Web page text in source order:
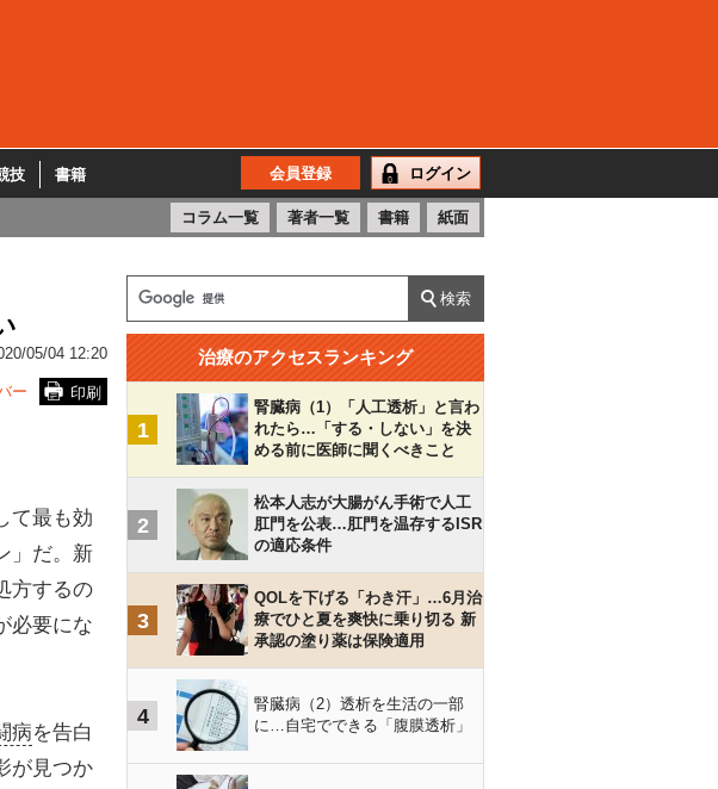
技 書籍 会員登録 ログイン
コラム一覧 著者一覧 書籍 紙面
05/04 12:20
印刷
ー
て最も効
」だ。新
方するの
必要にな
病を告白
が見つか
治療のアクセスランキング
1
腎臓病（1）「人工透析」と言わ
れたら…「する・しない」を決
める前に医師に聞くべきこと
2
松本人志が大腸がん手術で人工
肛門を公表…肛門を温存するISR
の適応条件
3
QOLを下げる「わき汗」…6月治
療でひと夏を爽快に乗り切る 新
承認の塗り薬は保険適用
4
腎臓病（2）透析を生活の一部
に…自宅でできる「腹膜透析」